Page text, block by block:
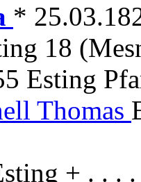
*
18
Esting
Thomas
+ . . .